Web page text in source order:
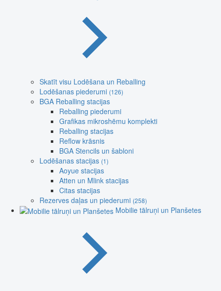
Skatīt visu Lodēšana un Reballing
Lodēšanas piederumi (126)
BGA Reballing stacijas
Reballing piederumi
Grafikas mikroshēmu komplekti
Reballing stacijas
Reflow krāsnis
BGA Stencils un šabloni
Lodēšanas stacijas (1)
Aoyue stacijas
Atten un Mlink stacijas
Citas stacijas
Rezerves daļas un piederumi (258)
Mobilie tālruņi un Planšetes